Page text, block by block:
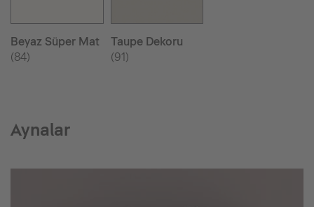
Beyaz Süper Mat
(84)
Taupe Dekoru
(91)
Aynalar